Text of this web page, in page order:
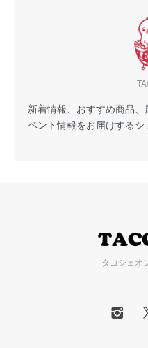
新着情報、おすすめ商品
ベント情報をお届けするシ
タコシェオ